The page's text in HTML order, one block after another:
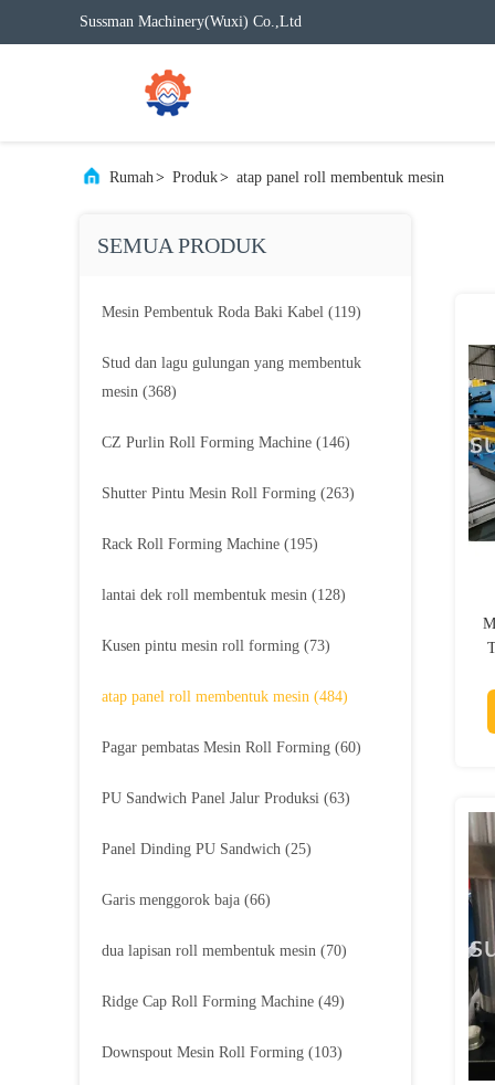
Sussman Machinery(Wuxi) Co.,Ltd
Rumah> Produk> atap panel roll membentuk mesin
SEMUA PRODUK
Mesin Pembentuk Roda Baki Kabel (119)
Stud dan lagu gulungan yang membentuk
mesin (368)
CZ Purlin Roll Forming Machine (146)
Shutter Pintu Mesin Roll Forming (263)
Rack Roll Forming Machine (195)
lantai dek roll membentuk mesin (128)
Kusen pintu mesin roll forming (73)
atap panel roll membentuk mesin (484)
Pagar pembatas Mesin Roll Forming (60)
PU Sandwich Panel Jalur Produksi (63)
Panel Dinding PU Sandwich (25)
Garis menggorok baja (66)
dua lapisan roll membentuk mesin (70)
Ridge Cap Roll Forming Machine (49)
Downspout Mesin Roll Forming (103)